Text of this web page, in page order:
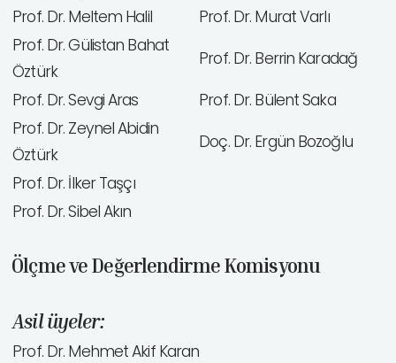
Prof. Dr. Meltem Halil
Prof. Dr. Murat Varlı
Prof. Dr. Gülistan Bahat
Öztürk
Prof. Dr. Berrin Karadağ
Prof. Dr. Sevgi Aras
Prof. Dr. Bülent Saka
Prof. Dr. Zeynel Abidin
Öztürk
Doç. Dr. Ergün Bozoğlu
Prof. Dr. İlker Taşçı
Prof. Dr. Sibel Akın
Ölçme ve Değerlendirme Komisyonu
Asil üyeler:
Prof. Dr. Mehmet Akif Karan